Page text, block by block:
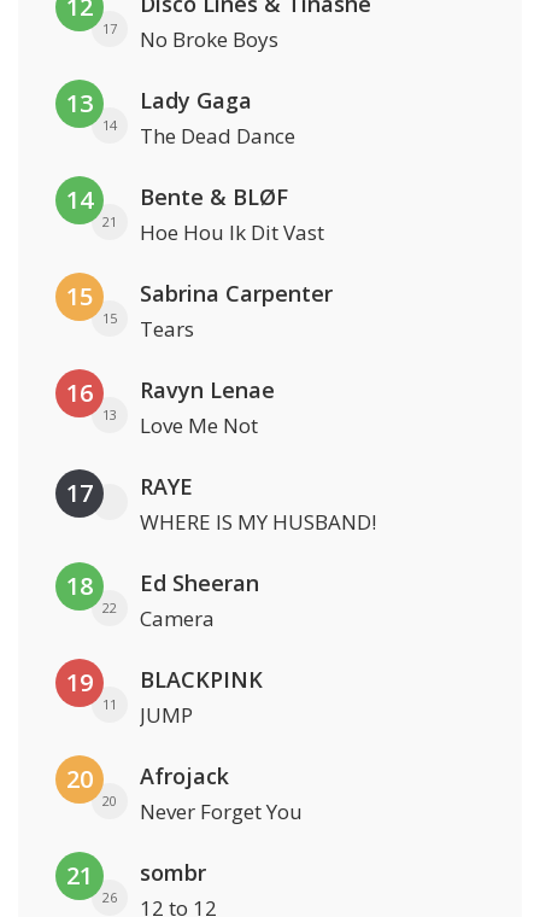
12
17 No Broke Boys
13
14
Lady Gaga
The Dead Dance
14
21
Bente & BLØF
Hoe Hou Ik Dit Vast
15
15
Sabrina Carpenter
Tears
16
13
Ravyn Lenae
Love Me Not
17 RAYE
WHERE IS MY HUSBAND!
18
22
Ed Sheeran
Camera
19
11
BLACKPINK
JUMP
20
20
Afrojack
Never Forget You
21
26
sombr
12 to 12